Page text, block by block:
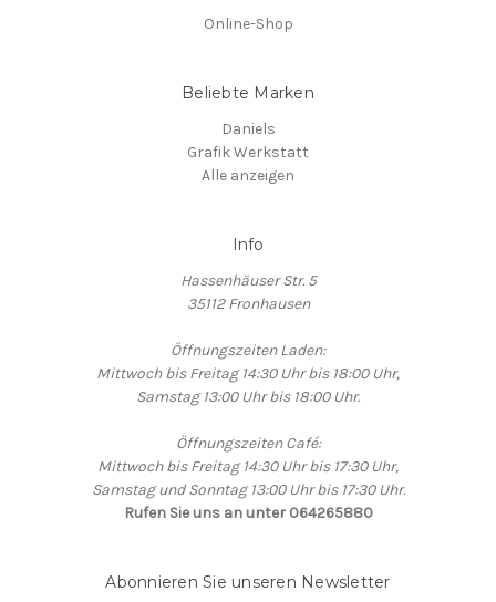
Online-Shop
Beliebte Marken
Daniels
Grafik Werkstatt
Alle anzeigen
Info
Hassenhäuser Str. 5
35112 Fronhausen
Öffnungszeiten Laden:
Mittwoch bis Freitag 14:30 Uhr bis 18:00 Uhr,
Samstag 13:00 Uhr bis 18:00 Uhr.
Öffnungszeiten Café:
Mittwoch bis Freitag 14:30 Uhr bis 17:30 Uhr,
Samstag und Sonntag 13:00 Uhr bis 17:30 Uhr.
Rufen Sie uns an unter 064265880
Abonnieren Sie unseren Newsletter